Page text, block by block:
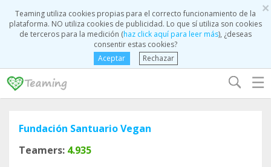
×
Teaming utiliza cookies propias para el correcto funcionamiento de la
plataforma. NO utiliza cookies de publicidad. Lo que sí utiliza son cookies
de terceros para la medición (haz click aquí para leer más), ¿deseas
consentir estas cookies?
Aceptar
Rechazar
☰
Fundación Santuario Vegan
Teamers: 4.935